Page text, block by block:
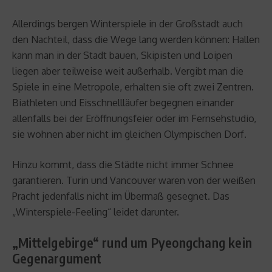
Allerdings bergen Winterspiele in der Großstadt auch
den Nachteil, dass die Wege lang werden können: Hallen
kann man in der Stadt bauen, Skipisten und Loipen
liegen aber teilweise weit außerhalb. Vergibt man die
Spiele in eine Metropole, erhalten sie oft zwei Zentren.
Biathleten und Eisschnellläufer begegnen einander
allenfalls bei der Eröffnungsfeier oder im Fernsehstudio,
sie wohnen aber nicht im gleichen Olympischen Dorf.
Hinzu kommt, dass die Städte nicht immer Schnee
garantieren. Turin und Vancouver waren von der weißen
Pracht jedenfalls nicht im Übermaß gesegnet. Das
„Winterspiele-Feeling“ leidet darunter.
„Mittelgebirge“ rund um Pyeongchang kein
Gegenargument